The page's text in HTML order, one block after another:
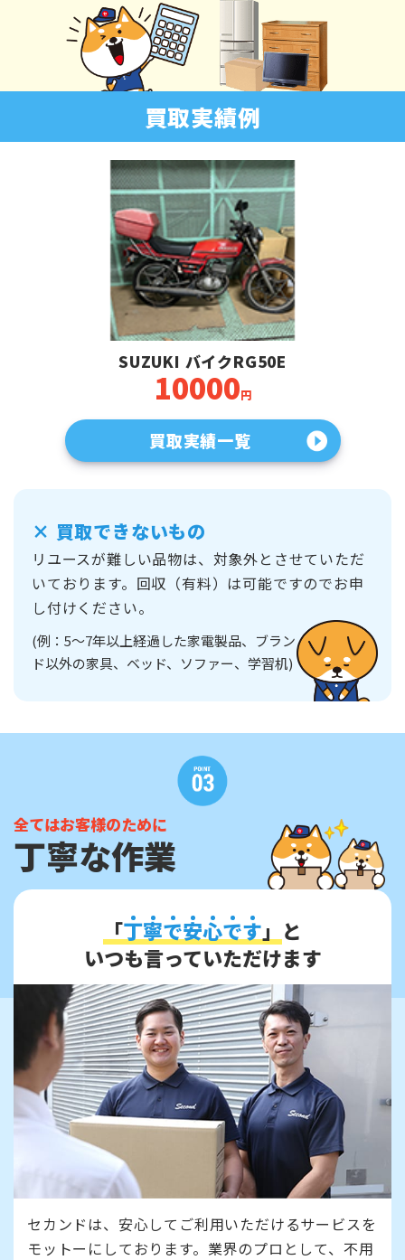
買取実績例
SUZUKI バイクRG50E
10000円
買取実績一覧
× 買取できないもの
リユースが難しい品物は、対象外とさせていただ
いております。 回収（有料）は可能ですのでお申
し付けください。
(例：5～7年以上経過した家電製品、ブラン
ド以外の家具、ベッド、ソファー、学習机)
全てはお客様のために
丁寧な作業
「丁寧で安心です」 と
いつも言っていただけます
セカンドは、安心してご利用いただけるサービスを
モットーにしております。業界のプロとして、不用